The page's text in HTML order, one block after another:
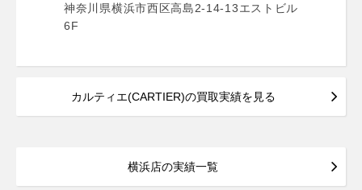
神奈川県横浜市西区高島2-14-13エストビル
6F
カルティエ(CARTIER)の買取実績を見る
横浜店の実績一覧